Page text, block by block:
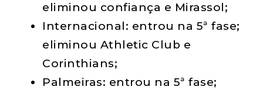
eliminou confiança e Mirassol;
Internacional: entrou na 5ª fase;
eliminou Athletic Club e
Corinthians;
Palmeiras: entrou na 5ª fase;